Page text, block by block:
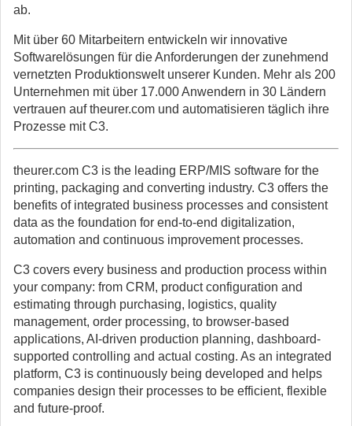
ab.
Mit über 60 Mitarbeitern entwickeln wir innovative
Softwarelösungen für die Anforderungen der zunehmend
vernetzten Produktionswelt unserer Kunden. Mehr als 200
Unternehmen mit über 17.000 Anwendern in 30 Ländern
vertrauen auf theurer.com und automatisieren täglich ihre
Prozesse mit C3.
theurer.com C3 is the leading ERP/MIS software for the
printing, packaging and converting industry. C3 offers the
benefits of integrated business processes and consistent
data as the foundation for end-to-end digitalization,
automation and continuous improvement processes.
C3 covers every business and production process within
your company: from CRM, product configuration and
estimating through purchasing, logistics, quality
management, order processing, to browser-based
applications, AI-driven production planning, dashboard-
supported controlling and actual costing. As an integrated
platform, C3 is continuously being developed and helps
companies design their processes to be efficient, flexible
and future-proof.